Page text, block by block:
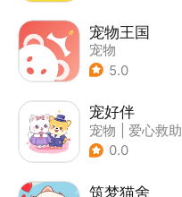
宠物王国
宠物
5.0
宠好伴
宠物
爱心救助
0.0
筑梦猫舍